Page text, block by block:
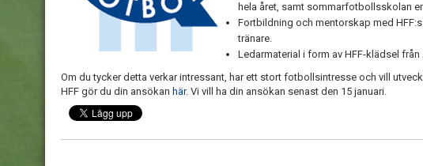
hela året, samt sommarfotbollsskolan
Fortbildning och mentorskap med
tränare.
Ledarmaterial i form av HFF-klädsel
Om du tycker detta verkar intressant, har ett stort fotbollsintresse och vill
HFF gör du din ansökan här. Vi vill ha din ansökan senast den 15 januari.